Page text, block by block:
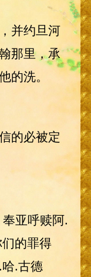
并约旦河
那里，承
的洗。
的必被定
亚呼赎阿.
的罪得
.古德